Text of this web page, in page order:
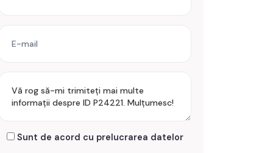
Sunt de acord cu prelucrarea datelor